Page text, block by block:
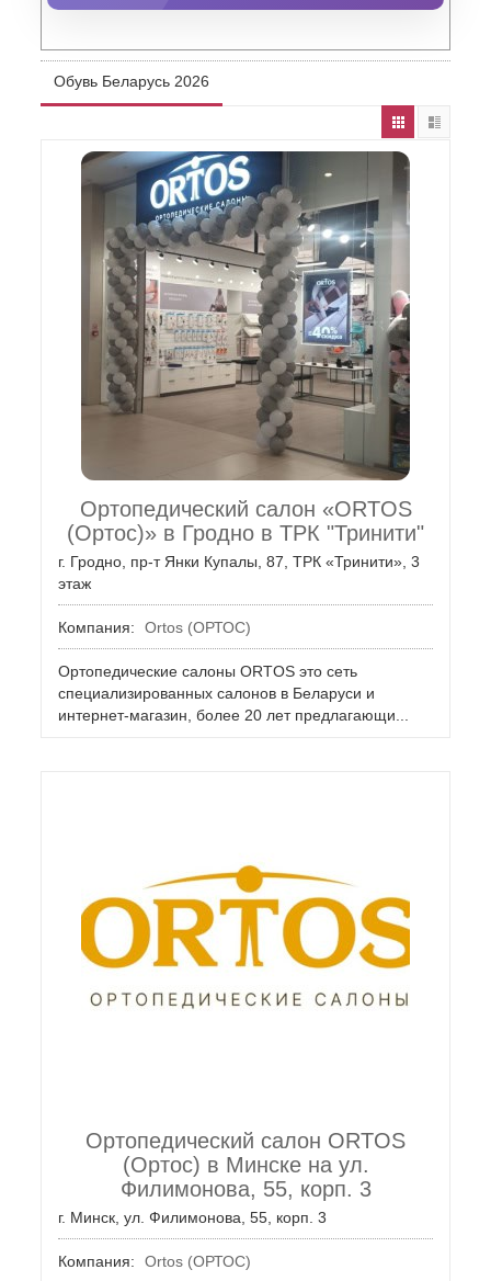
Обувь Беларусь 2026
Ортопедический салон «ORTOS
(Ортос)» в Гродно в ТРК "Тринити"
г. Гродно, пр-т Янки Купалы, 87, ТРК «Тринити», 3
этаж
Компания: Ortos (ОРТОС)
Ортопедические салоны ORTOS это сеть
специализированных салонов в Беларуси и
интернет-магазин, более 20 лет предлагающи...
Ортопедический салон ORTOS
(Ортос) в Минске на ул.
Филимонова, 55, корп. 3
г. Минск, ул. Филимонова, 55, корп. 3
Компания: Ortos (ОРТОС)